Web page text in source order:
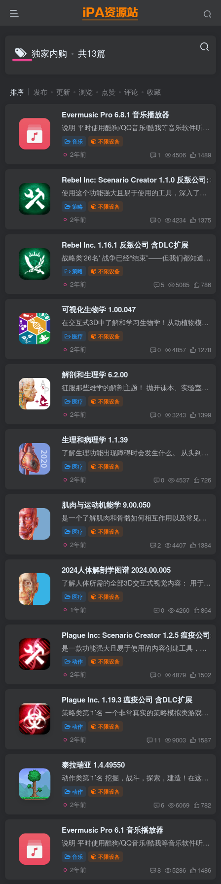
独家内购 共13篇
排序 发布 更新 浏览 点赞 评论 收藏
Evermusic Pro 6.8.1 音乐播放器
说明 平时使用酷狗/QQ音乐/酷我等音乐软件听歌，经常遇到因版权问题无法听，为了防止版权失效无法听歌，我会将歌曲的高音质下载出来，做了自己的曲库，上传到网盘中（我使用的是OneDrive网盘，...
音乐 不限设备
2年前 1 4506 1489
Rebel Inc: Scenario Creator 1.1.0 反叛公司: 场
使用这个功能强大且易于使用的工具，深入了解编辑器并为 Rebel Inc. 开发您自己的自定义场景。创建自定义州长和战术、编辑区域、设计挑战并构建您自己的主动树，然后与其他反叛公司的玩家分享！...
策略 不限设备
2年前 0 4234 1375
Rebel Inc. 1.16.1 反叛公司 含DLC扩展
战略类'26名' 战争已经“结束”——但我们都知道这并不意味着什么。为了稳定国家，你需要平衡军事和民事的优先事项，以赢得民心，同时阻止叛乱分子夺取政权！ 以精美的图形和广受好评的游戏玩法...
策略 不限设备
2年前 5 5085 786
可视化生物学 1.00.047
在交互式3D中了解和学习生物学！从动植物模型到交互式模拟和短小的动画，“可视化生物学”为您提供掌握关键概念和理解重要生物过程所需的一切。 简单的控件使您可以学习数十个详细的3D模型，包...
医疗 不限设备
2年前 0 4857 1278
解剖和生理学 6.2.00
征服那些难学的解剖主题！ 抛开课本、实验室标本或塑料三维模型，跳转到身临其境式三维体验。 放大后即可用真正的3D模式查看神经如何离开脊髓以及神经与椎骨的关系。 旋转即可研究颅神经的分支...
医疗 不限设备
2年前 0 3243 1399
生理和病理学 1.1.39
了解生理功能出现障碍时会发生什么。 从头到尾学完互动的课程，向您讲解常见心血管、肾脏、呼吸、胃肠道和肌肉骨骼过程的逐步分解。 生理和病理学涵盖48个生理学主题和57种疾病，提供50节课程、...
医疗 不限设备
2年前 0 4537 726
肌肉与运动机能学 9.00.050
是一个了解肌肉和骨骼如何相互作用以及常见伤害和病症如何发生的详细指南。在这个方便的袖珍参考里探索数以千计的三维模型，可视化和学习肌肉骨骼的结构、功能、运动和病理学—非常适合忙碌的医...
医疗 不限设备
2年前 2 4407 1384
2024人体解剖学图谱 2024.00.005
了解人体所需的全部3D交互式视觉内容： 用于研究大体解剖的完整女性和男性3D模型。配合尸体和诊断图像查看这些模型。 关键器官的多层次3D视图。学习肺、支气管和肺泡。复习肾脏、肾锥体和肾单位...
医疗 不限设备
1年前 0 4260 864
Plague Inc: Scenario Creator 1.2.5 瘟疫公司:
是一款功能强大且易于使用的内容创建工具，玩家可以在为《瘟疫公司》开发/修改自己的自定义场景，然后与世界分享时，将最致命的想法变为现实。 【资源说明】 此应用程序是为 Plague Inc. (瘟疫...
动作 不限设备
2年前 0 4879 1502
Plague Inc. 1.19.3 瘟疫公司 含DLC扩展
策略类第‘1’名 一个非常真实的策略模拟类游戏。 您的病原体刚刚感染了“零号病人”。现在您必须适应这个世界，不停改进病原体的传染力和抵抗力，以便应对人类的反击措施，最终进化成一个全球...
动作 不限设备
2年前 11 9003 1587
泰拉瑞亚 1.4.49550
动作类第‘1’名 挖掘，战斗，探索，建造！在这个动感十足的冒险游戏里没有什么是不可能的。世界是你的画布，地面是你的油漆。拿起你的工具出发！制造武器和各种各样的敌人作战。前往地下寻找配...
动作 不限设备
2年前 6 6069 782
Evermusic Pro 6.1 音乐播放器
说明 平时使用酷狗/QQ音乐/酷我等音乐软件听歌，经常遇到因版权问题无法听，为了防止版权失效无法听歌，我会将歌曲的高音质下载出来，做了自己的曲库，上传到网盘中（我使用的是OneDrive网盘，...
音乐 不限设备
2年前 8 5286 1486